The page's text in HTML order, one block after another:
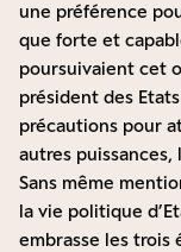
une préférence
que forte et
poursuivaient cet
président des
précautions pour
autres puissances,
Sans même
la vie politique
embrasse les trois